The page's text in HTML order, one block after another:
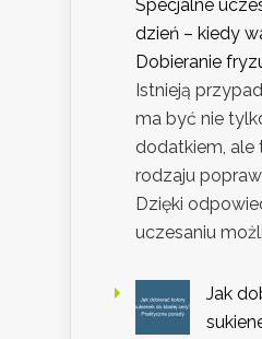
Specjalne
dzień – kiedy
Dobieranie
Istnieją
ma być nie
dodatkiem, ale
rodzaju
Dzięki
uczesaniu
Jak